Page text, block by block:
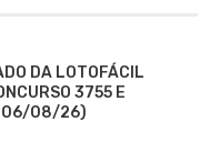
DA LOTOFÁCIL
3755 E
(06/08/26)